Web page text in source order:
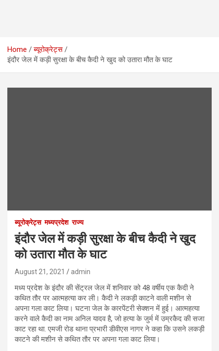
Home
ब्यूरोक्रेट्स
इंदौर जेल में कड़ी सुरक्षा के बीच कैदी ने खुद को उतारा मौत के घाट
ब्यूरोक्रेट्स मध्यप्रदेश राज्य
इंदौर जेल में कड़ी सुरक्षा के बीच कैदी ने खुद
को उतारा मौत के घाट
August 21, 2021 admin
मध्य प्रदेश के इंदौर की सेंट्रल जेल में शनिवार को 48 वर्षीय एक कैदी ने
कथित तौर पर आत्महत्या कर ली। कैदी ने लकड़ी काटने वाली मशीन से
अपना गला काट लिया। घटना जेल के कारपेंटरी सेक्शन में हुई। आत्महत्या
करने वाले कैदी का नाम अनिल यादव है, जो हत्या के जुर्म में उम्रकैद की सजा
काट रहा था. एमजी रोड थाना प्रभारी डीवीएस नागर ने कहा कि उसने लकड़ी
काटने की मशीन से कथित तौर पर अपना गला काट लिया।